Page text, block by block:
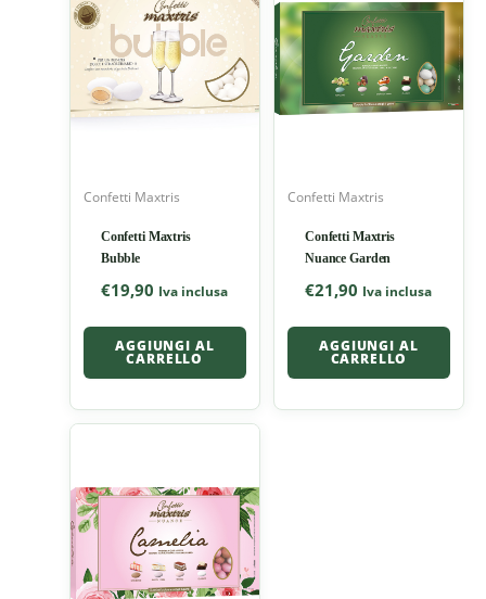
Confetti Maxtris
Confetti Maxtris
Bubble
€19,90 Iva inclusa
AGGIUNGI AL
CARRELLO
Confetti Maxtris
Confetti Maxtris
Nuance Garden
€21,90 Iva inclusa
AGGIUNGI AL
CARRELLO